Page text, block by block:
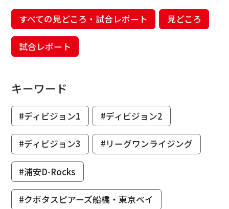
すべての見どころ・試合レポート 見どころ
試合レポート
キーワード
#ディビジョン1 #ディビジョン2
#ディビジョン3 #リーグワンライジング
#浦安D-Rocks
#クボタスピアーズ船橋・東京ベイ